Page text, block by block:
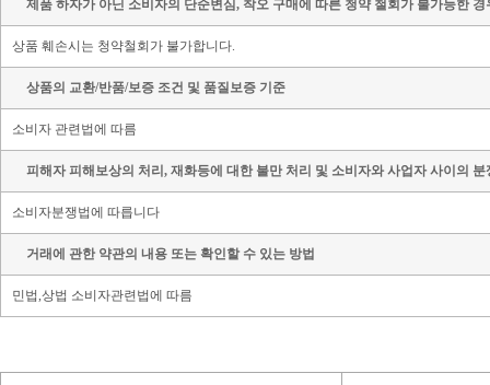
제품 하자가 아닌 소비자의 단순변심, 착오 구매에 따른 청약 철회가 불가능한
상품 훼손시는 청약철회가 불가합니다.
상품의 교환/반품/보증 조건 및 품질보증 기준
소비자 관련법에 따름
피해자 피해보상의 처리, 재화등에 대한 불만 처리 및 소비자와 사업자 사이의
소비자분쟁법에 따릅니다
거래에 관한 약관의 내용 또는 확인할 수 있는 방법
민법,상법 소비자관련법에 따름